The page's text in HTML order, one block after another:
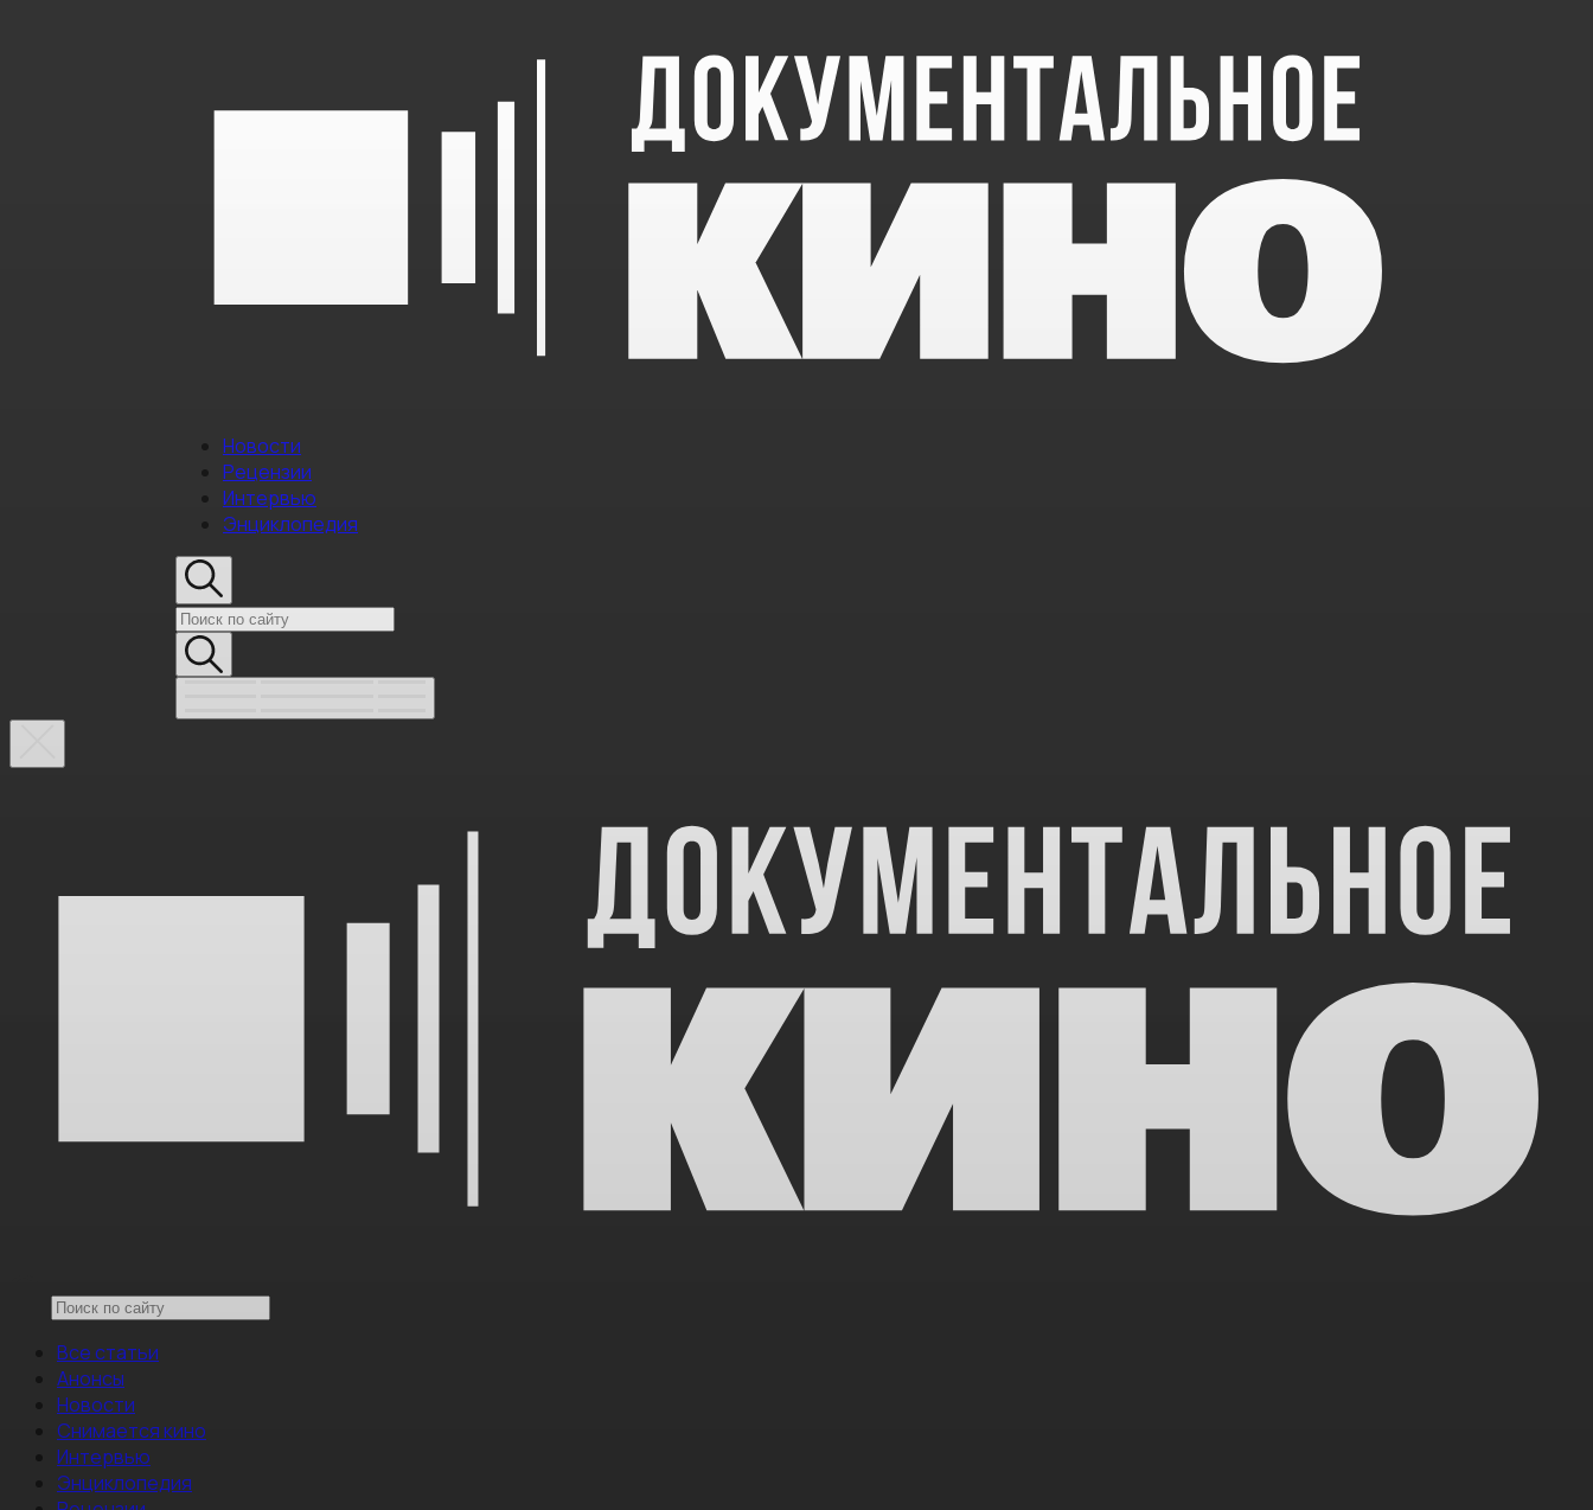
Новости
Рецензии
Интервью
Энциклопедия
Все статьи
Анонсы
Новости
Снимается кино
Интервью
Энциклопедия